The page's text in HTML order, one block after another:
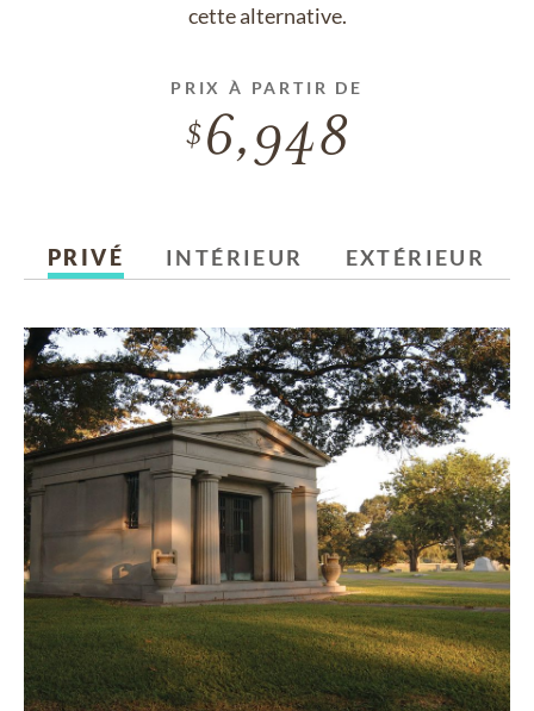
cette alternative.
PRIX À PARTIR DE
6,948
PRIVÉ INTÉRIEUR EXTÉRIEUR